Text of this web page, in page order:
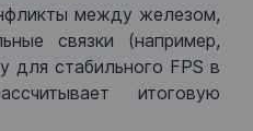
между железом,
связки (например,
для стабильного FPS в
итоговую